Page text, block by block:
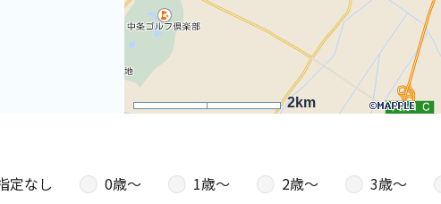
2km
定なし 0歳〜 1歳〜 2歳〜 3歳〜